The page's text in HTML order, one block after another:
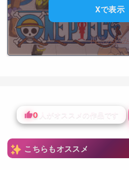
Xで表示
再読み込み
0 人がオススメの作品です
こちらもオススメ